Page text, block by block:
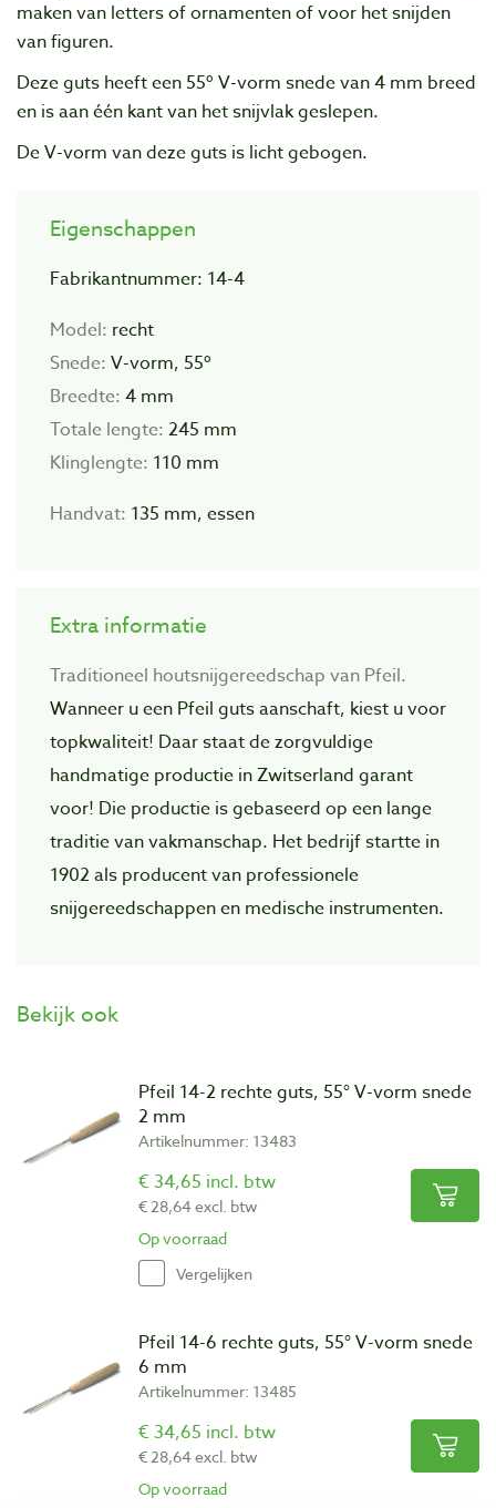
maken van letters of ornamenten of voor het snijden
van figuren.
Deze guts heeft een 55º V-vorm snede van 4 mm breed
en is aan één kant van het snijvlak geslepen.
De V-vorm van deze guts is licht gebogen.
Eigenschappen
Fabrikantnummer: 14-4
Model: recht
Snede: V-vorm, 55º
Breedte: 4 mm
Totale lengte: 245 mm
Klinglengte: 110 mm
Handvat: 135 mm, essen
Extra informatie
Traditioneel houtsnijgereedschap van Pfeil.
Wanneer u een Pfeil guts aanschaft, kiest u voor
topkwaliteit! Daar staat de zorgvuIdige
handmatige productie in Zwitserland garant
voor! Die productie is gebaseerd op een lange
traditie van vakmanschap. Het bedrijf startte in
1902 als producent van professionele
snijgereedschappen en medische instrumenten.
Bekijk ook
Pfeil 14-2 rechte guts, 55° V-vorm snede
2 mm
Artikelnummer: 13483
€ 34,65 incl. btw
€ 28,64 excl. btw
Op voorraad
Vergelijken
Pfeil 14-6 rechte guts, 55° V-vorm snede
6 mm
Artikelnummer: 13485
€ 34,65 incl. btw
€ 28,64 excl. btw
Op voorraad